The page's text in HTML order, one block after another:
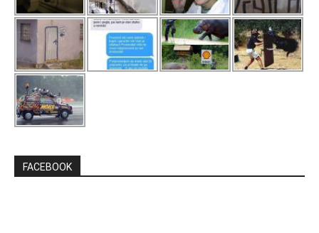
FACEBOOK